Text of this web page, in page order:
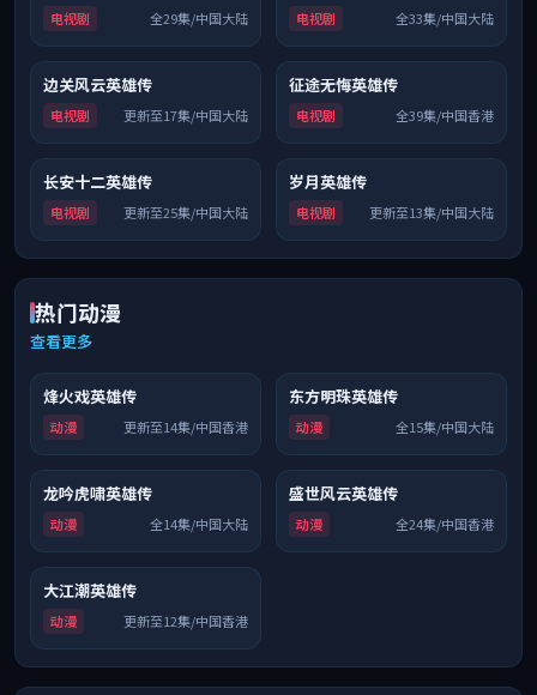
电视剧 全29集/中国大陆 电视剧 全33集/中国大陆
9.4
边关风云英雄传
电视剧 更新至17集/中国大陆
6.4
征途无悔英雄传
电视剧 全39集/中国香港
6.4
长安十二英雄传
电视剧 更新至25集/中国大陆
9.3
岁月英雄传
电视剧 更新至13集/中国大陆
热门动漫
查看更多
8.5
烽火戏英雄传
动漫 更新至14集/中国香港
6.9
东方明珠英雄传
动漫 全15集/中国大陆
6.4
龙吟虎啸英雄传
动漫 全14集/中国大陆
6.9
盛世风云英雄传
动漫 全24集/中国香港
7.2
大江潮英雄传
动漫 更新至12集/中国香港